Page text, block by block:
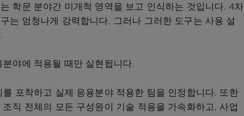
학문 분야간 미개척 영역을 보고 인식하는 것입니다. 4차
는 엄청나게 강력합니다. 그러나 그러한 도구는 사용 설
야에 적용될 때만 실현됩니다.
포착하고 실제 응용분야 적용한 팀을 인정합니다. 또한
직 전체의 모든 구성원이 기술 적용을 가속화하고, 사업